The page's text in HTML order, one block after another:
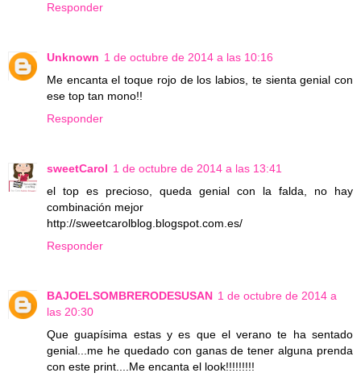
Responder
Unknown 1 de octubre de 2014 a las 10:16
Me encanta el toque rojo de los labios, te sienta genial con
ese top tan mono!!
Responder
sweetCarol 1 de octubre de 2014 a las 13:41
el top es precioso, queda genial con la falda, no hay
combinación mejor
http://sweetcarolblog.blogspot.com.es/
Responder
BAJOELSOMBRERODESUSAN 1 de octubre de 2014 a
las 20:30
Que guapísima estas y es que el verano te ha sentado
genial...me he quedado con ganas de tener alguna prenda
con este print....Me encanta el look!!!!!!!!!